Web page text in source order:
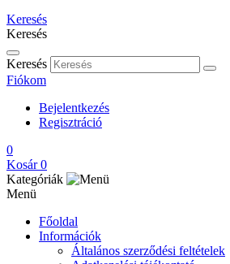
Keresés
Keresés
Keresés
Fiókom
Bejelentkezés
Regisztráció
0
Kosár 0
Kategóriák
Menü
Főoldal
Információk
Általános szerződési feltételek